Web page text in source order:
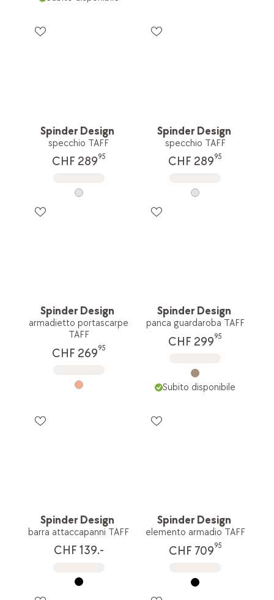
Spinder Design
specchio TAFF
CHF 28995
Spinder Design
specchio TAFF
CHF 28995
Spinder Design
armadietto portascarpe
TAFF
CHF 26995
Spinder Design
panca guardaroba TAFF
CHF 29995
Subito disponibile
Spinder Design
barra attaccapanni TAFF
CHF 139.-
Spinder Design
elemento armadio TAFF
CHF 70995